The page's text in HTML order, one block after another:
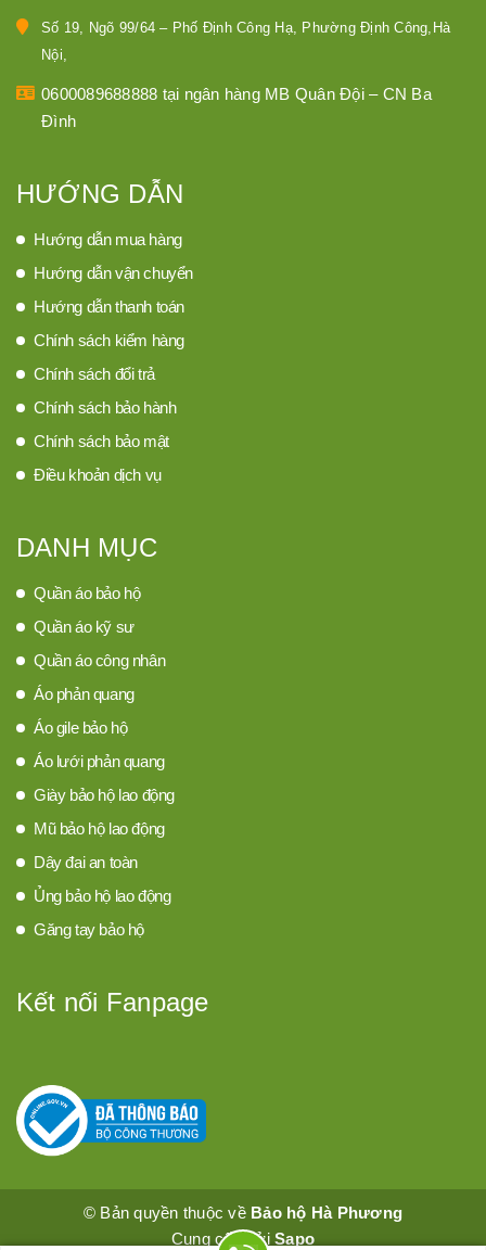
Số 19, Ngõ 99/64 – Phố Định Công Hạ, Phường Định Công,Hà
Nội,
0600089688888 tại ngân hàng MB Quân Đội – CN Ba
Đình
HƯỚNG DẪN
Hướng dẫn mua hàng
Hướng dẫn vận chuyển
Hướng dẫn thanh toán
Chính sách kiểm hàng
Chính sách đổi trả
Chính sách bảo hành
Chính sách bảo mật
Điều khoản dịch vụ
DANH MỤC
Quần áo bảo hộ
Quần áo kỹ sư
Quần áo công nhân
Áo phản quang
Áo gile bảo hộ
Áo lưới phản quang
Giày bảo hộ lao động
Mũ bảo hộ lao động
Dây đai an toàn
Ủng bảo hộ lao động
Găng tay bảo hộ
Kết nối Fanpage
© Bản quyền thuộc về Bảo hộ Hà Phương
Cung cấp bởiSapo